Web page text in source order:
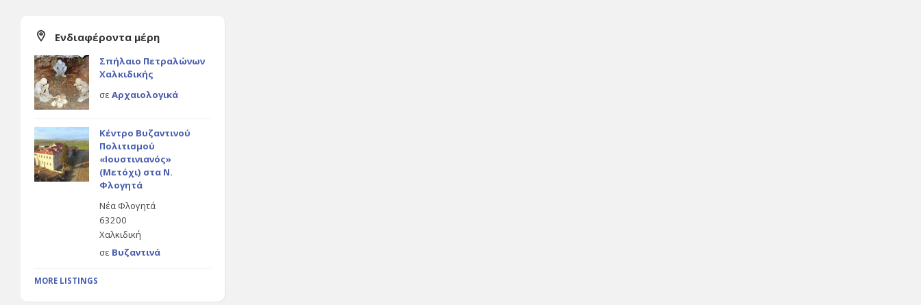
Ενδιαφέροντα μέρη
Σπήλαιο Πετραλώνων
Χαλκιδικής
σε Αρχαιολογικά
Κέντρο Βυζαντινού
Πολιτισμού
«Ιουστινιανός»
(Μετόχι) στα Ν.
Φλογητά
Νέα Φλογητά
63200
Χαλκιδική
σε Βυζαντινά
MORE LISTINGS